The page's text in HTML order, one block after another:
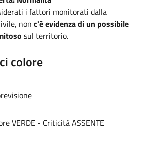
i fattori monitorati dalla
non c'è evidenza di un possibile
sul territorio.
colore
VERDE - Criticità ASSENTE